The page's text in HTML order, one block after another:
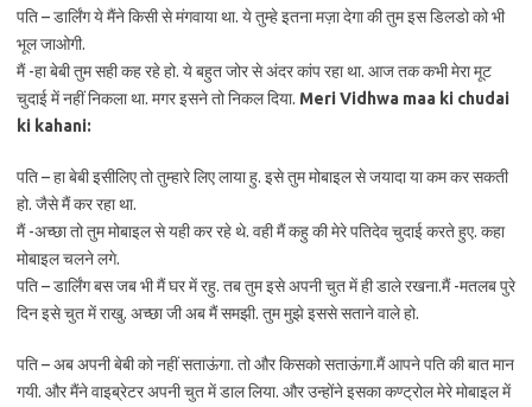
पति – डार्लिंग ये मैंने किसी से मंगवाया था. ये तुम्हे इतना मज़ा देगा की तुम इस डिलडो को भी
भूल जाओगी.
मैं -हा बेबी तुम सही कह रहे हो. ये बहुत जोर से अंदर कांप रहा था. आज तक कभी मेरा मूट
चुदाई में नहीं निकला था. मगर इसने तो निकल दिया. MeriVidhwa maa ki chudai
ki kahani:
पति – हा बेबी इसीलिए तो तुम्हारे लिए लाया हु. इसे तुम मोबाइल से जयादा या कम कर सकती
हो. जैसे मैं कर रहा था.
मैं -अच्छा तो तुम मोबाइल से यही कर रहे थे. वही मैं कहु की मेरे पतिदेव चुदाई करते हुए. कहा
मोबाइल चलने लगे.
पति – डार्लिंग बस जब भी मैं घर में रहु. तब तुम इसे अपनी चुत में ही डाले रखना.मैं -मतलब पुरे
दिन इसे चुत में राखु. अच्छा जी अब मैं समझी. तुम मुझे इससे सताने वाले हो.
पति – अब अपनी बेबी को नहीं सताऊंगा. तो और किसको सताऊंगा.मैं आपने पति की बात मान
गयी. और मैंने वाइब्रेटर अपनी चुत में डाल लिया. और उन्होंने इसका कण्ट्रोल मेरे मोबाइल में